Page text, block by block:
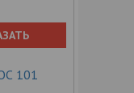
101